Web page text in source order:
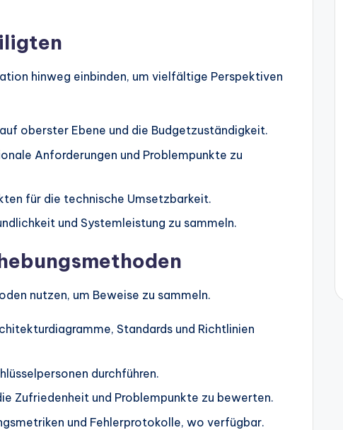
hinweg einbinden, um vielfältige Perspektiven
oberster Ebene und die Budgetzuständigkeit.
Anforderungen und Problempunkte zu
für die technische Umsetzbarkeit.
und Systemleistung zu sammeln.
nutzen, um Beweise zu sammeln.
Standards und Richtlinien
durchführen.
Zufriedenheit und Problempunkte zu bewerten.
und Fehlerprotokolle, wo verfügbar.